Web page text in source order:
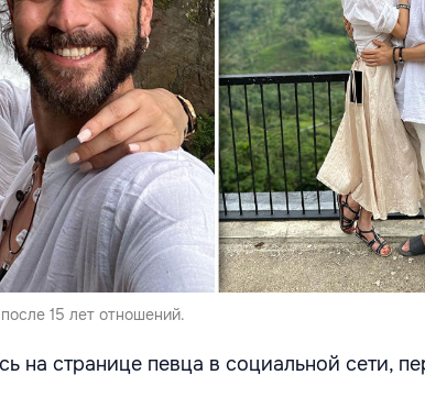
15 лет отношений.
на странице певца в социальной сети,